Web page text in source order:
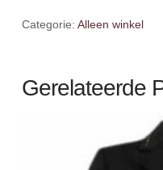
Categorie: Alleen winkel
Gerelateerde